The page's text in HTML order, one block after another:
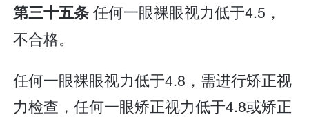
第三十五条任何一眼裸眼视力低于4.5，
不合格。
任何一眼裸眼视力低于4.8，需进行矫正视
力检查，任何一眼矫正视力低于4.8或矫正